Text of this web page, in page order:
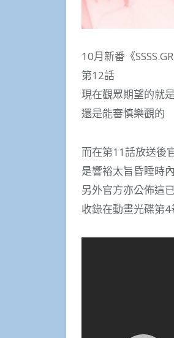
10月新番《
第12話
現在觀眾期望的就
還是能審慎樂觀的
而在第11話放送後
是響裕太旨昏睡時
另外官方亦公佈這
收錄在動畫光碟第4